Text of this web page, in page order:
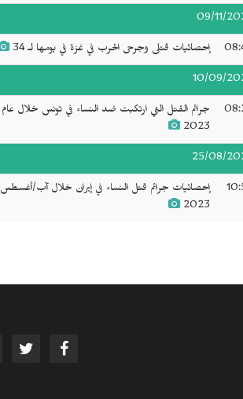
09/11/
إحصائيات قتلى وجرحى الحرب في غزة في يومها لـ 34
10/09/
جرائم القتل التي ارتكبت ضد النساء في تونس خلال عام
2023
25/08/
إحصائيات جرائم قتل النساء في إيران خلال آب/أغسطس
2023